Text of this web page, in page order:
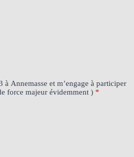
à Annemasse et m’engage à participer
force majeur évidemment ) *